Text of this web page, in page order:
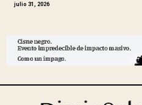
julio 31, 2026